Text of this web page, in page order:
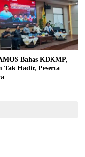
Bahas KDKMP,
Tak Hadir, Peserta